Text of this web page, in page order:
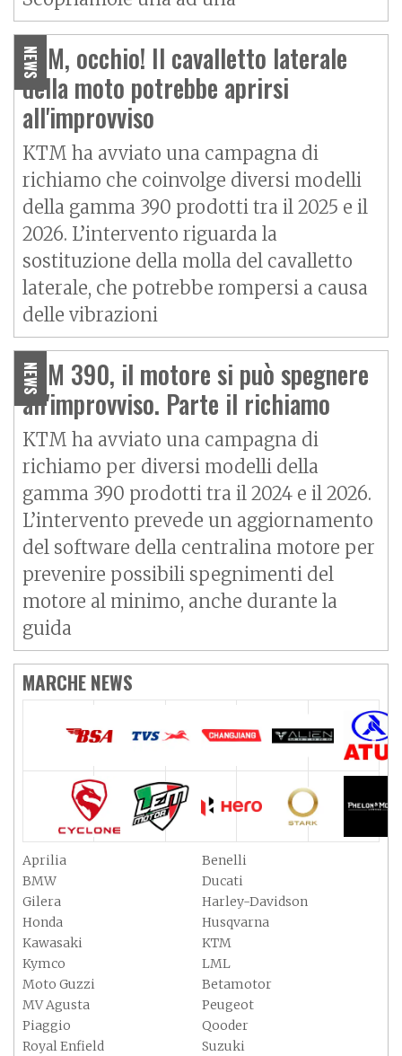
NEWS
KTM, occhio! Il cavalletto laterale
della moto potrebbe aprirsi
all'improvviso
KTM ha avviato una campagna di
richiamo che coinvolge diversi modelli
della gamma 390 prodotti tra il 2025 e il
2026. L’intervento riguarda la
sostituzione della molla del cavalletto
laterale, che potrebbe rompersi a causa
delle vibrazioni
NEWS
KTM 390, il motore si può spegnere
all'improvviso. Parte il richiamo
KTM ha avviato una campagna di
richiamo per diversi modelli della
gamma 390 prodotti tra il 2024 e il 2026.
L’intervento prevede un aggiornamento
del software della centralina motore per
prevenire possibili spegnimenti del
motore al minimo, anche durante la
guida
MARCHE NEWS
Aprilia
Benelli
BMW
Ducati
Gilera
Harley-Davidson
Honda
Husqvarna
Kawasaki
KTM
Kymco
LML
Moto Guzzi
Betamotor
MV Agusta
Peugeot
Piaggio
Qooder
Royal Enfield
Suzuki